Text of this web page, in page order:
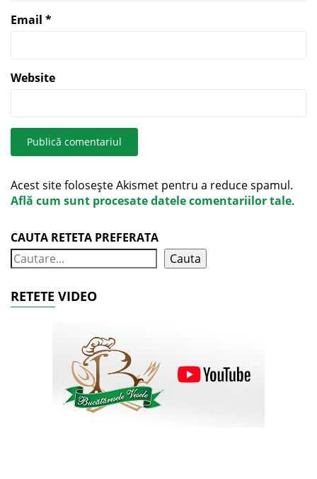
Email *
Website
Acest site folosește Akismet pentru a reduce spamul.
Află cum sunt procesate datele comentariilor tale.
CAUTA RETETA PREFERATA
Cauta
RETETE VIDEO